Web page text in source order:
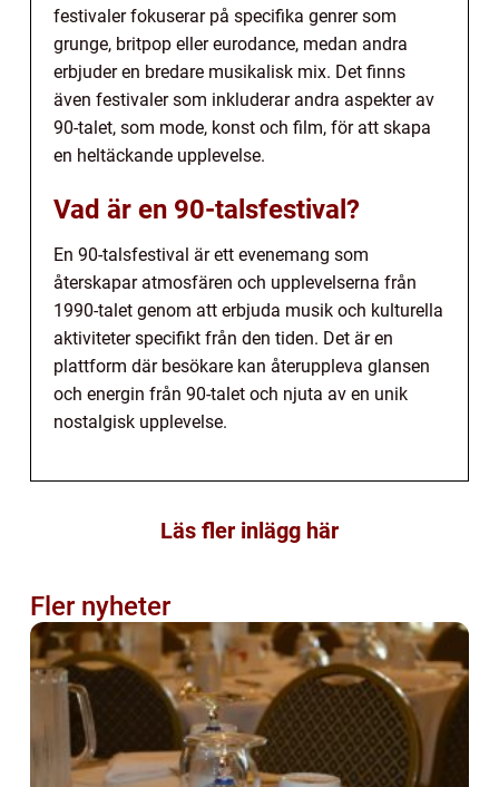
festivaler fokuserar på specifika genrer som
grunge, britpop eller eurodance, medan andra
erbjuder en bredare musikalisk mix. Det finns
även festivaler som inkluderar andra aspekter av
90-talet, som mode, konst och film, för att skapa
en heltäckande upplevelse.
Vad är en 90-talsfestival?
En 90-talsfestival är ett evenemang som
återskapar atmosfären och upplevelserna från
1990-talet genom att erbjuda musik och kulturella
aktiviteter specifikt från den tiden. Det är en
plattform där besökare kan återuppleva glansen
och energin från 90-talet och njuta av en unik
nostalgisk upplevelse.
Läs fler inlägg här
Fler nyheter